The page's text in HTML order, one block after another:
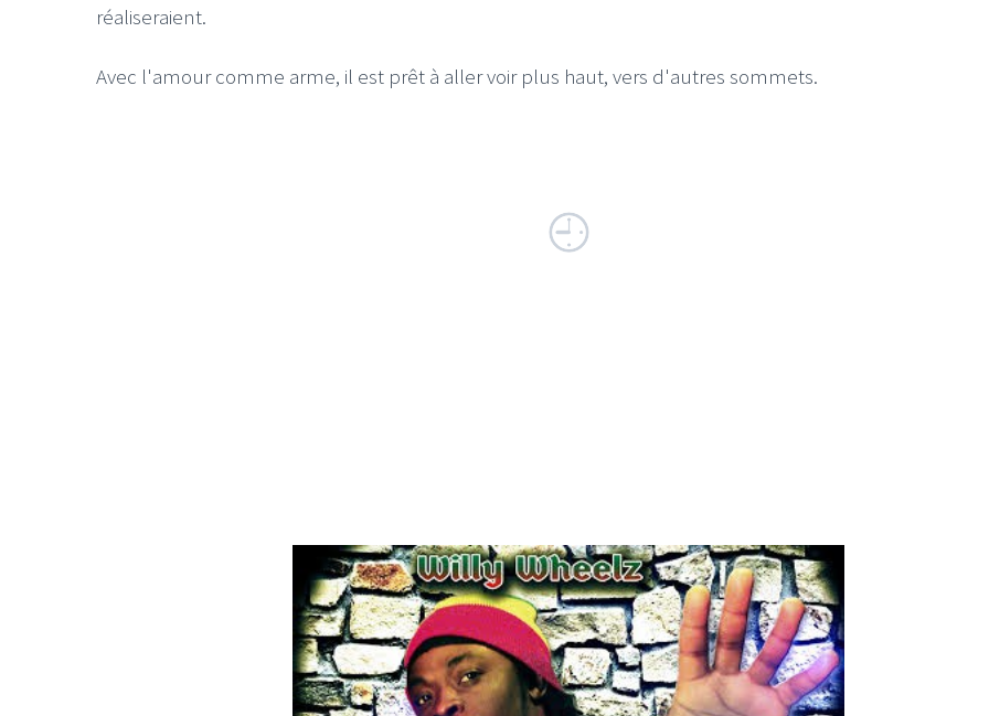
réaliseraient.
Avec l'amour comme arme, il est prêt à aller voir plus haut, vers d'autres sommets.
LE GROS RIFFIFI LE GROS RIFFIFI